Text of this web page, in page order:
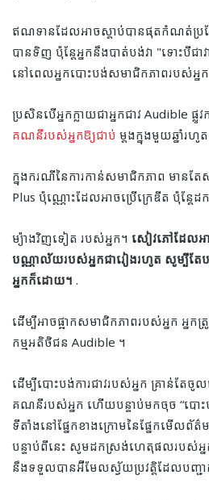
ឥណទានដែលអាចស្ដាប់បានផុតកំណត់ប្រហែ
បានទិញ ប៉ុន្តែអ្នកនឹងបាត់បង់វា "ទោះ
នៅពេលអ្នកបោះបង់សមាជិកភាពរបស់អ្ន
ប្រសិនបើអ្នកក្លាយជាអ្នកជាវ Audible ផ្លូ
គណនីរបស់អ្នកឱ្យជាប់ ម្តងក្នុងមួយឆ្នាំរ
ក្នុងករណីនៃការកាន់សមាជិកភាព មានត
Plus ប៉ុណ្ណោះដែលអាចប្រើក្រេឌីត ប៉ុន្តែ
ម្យ៉ាងវិញទៀត របស់អ្នក។ សៀវភៅដែលអា
បណ្ណាល័យរបស់អ្នកជារៀងរហូត សូម្បីតែបន្
អ្នកក៏ដោយ។ .
ដើម្បីអាចផ្អាកសមាជិកភាពរបស់អ្នក អ្នក
កម្មអតិថិជន Audible ។
ដើម្បីបោះបង់ការជាវរបស់អ្នក គ្រាន់តែ
គណនីរបស់អ្នក ហើយបន្ទាប់មកចុច “បោ
ទីតាំងនៅផ្នែកខាងក្រោមនៃផ្នែកមើលព័
បន្ទាប់ពីនេះ សូមដកស្រង់ហេតុផលរបស់
នឹងទទួលបានអ៊ីមែលស្វ័យប្រវត្តិដែលបញ្